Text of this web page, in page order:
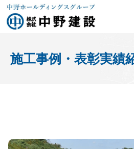
施工事例・表彰実績